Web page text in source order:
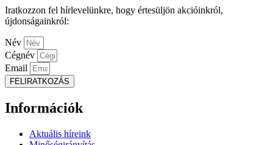
Iratkozzon fel hírlevelünkre, hogy értesüljön akcióinkról,
újdonságainkról:
Név
Cégnév
Email
FELIRATKOZÁS
Információk
Aktuális híreink